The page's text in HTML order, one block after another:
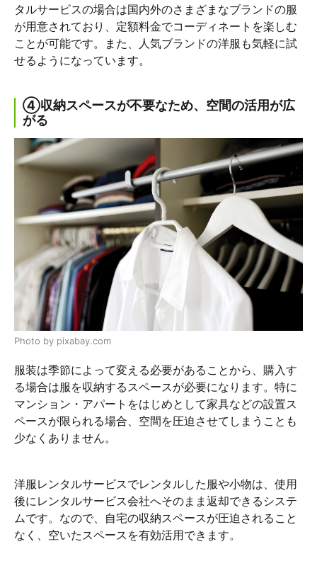
タルサービスの場合は国内外のさまざまなブランドの服
が用意されており、定額料金でコーディネートを楽しむ
ことが可能です。また、人気ブランドの洋服も気軽に試
せるようになっています。
④収納スペースが不要なため、空間の活用が広
がる
Photo by pixabay.com
服装は季節によって変える必要があることから、購入す
る場合は服を収納するスペースが必要になります。特に
マンション・アパートをはじめとして家具などの設置ス
ペースが限られる場合、空間を圧迫させてしまうことも
少なくありません。
洋服レンタルサービスでレンタルした服や小物は、使用
後にレンタルサービス会社へそのまま返却できるシステ
ムです。なので、自宅の収納スペースが圧迫されること
なく、空いたスペースを有効活用できます。